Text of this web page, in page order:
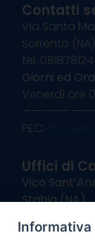
Contatti
Via Santa
Sorrento (NA)
tel.
Giorni ed
Venerdì ore
PEC:
Uffici di
Vico
Stabia (NA)
Giorni ed
Informativa